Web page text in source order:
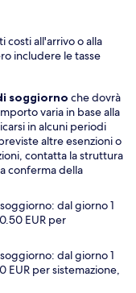
costi all'arrivo o alla
includere le tasse
soggiorno che dovrà
varia in base alla
in alcuni periodi
altre esenzioni o
contatta la struttura
conferma della
dal giorno 1
EUR per
dal giorno 1
EUR per sistemazione,